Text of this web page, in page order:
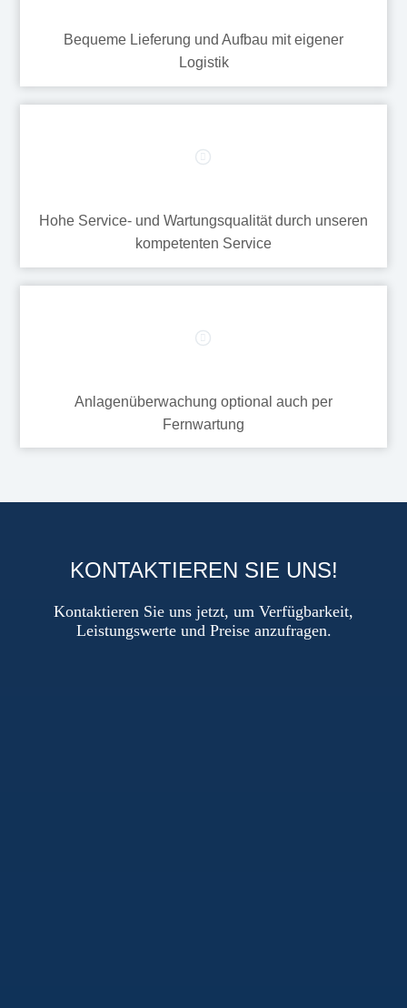
Bequeme Lieferung und Aufbau mit eigener
Logistik
Hohe Service- und Wartungsqualität durch unseren
kompetenten Service
Anlagenüberwachung optional auch per
Fernwartung
KONTAKTIEREN SIE UNS!
Kontaktieren Sie uns jetzt, um Verfügbarkeit,
Leistungswerte und Preise anzufragen.